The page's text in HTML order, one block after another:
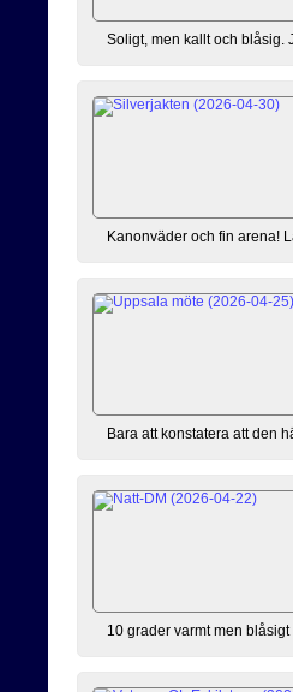
Soligt, men kallt och blåsig.
Kanonväder och fin arena!
Bara att konstatera att den
10 grader varmt men